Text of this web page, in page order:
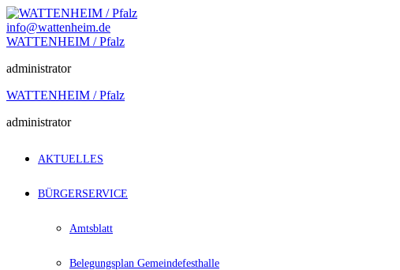
Zum
Inhalt
springen
info@wattenheim.de
WATTENHEIM / Pfalz
administrator
WATTENHEIM / Pfalz
administrator
AKTUELLES
BÜRGERSERVICE
Amtsblatt
Belegungsplan Gemeindefesthalle